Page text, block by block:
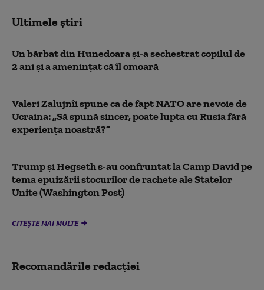
Ultimele știri
Un bărbat din Hunedoara și-a sechestrat copilul de
2 ani și a amenințat că îl omoară
Valeri Zalujnîi spune ca de fapt NATO are nevoie de
Ucraina: „Să spună sincer, poate lupta cu Rusia fără
experiența noastră?”
Trump şi Hegseth s-au confruntat la Camp David pe
tema epuizării stocurilor de rachete ale Statelor
Unite (Washington Post)
CITEȘTE MAI MULTE
Recomandările redacţiei